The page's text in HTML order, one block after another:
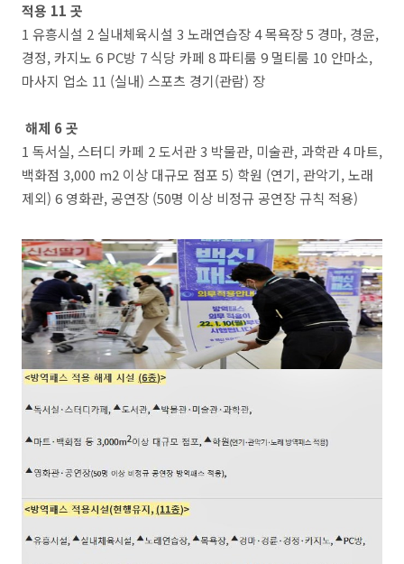
적용 11 곳
1 유흥시설 2 실내체육시설 3 노래연습장 4 목욕장 5 경마, 경윤,
경정, 카지노 6 PC방 7 식당 카페 8 파티룸 9 멀티룸 10 안마소,
마사지 업소 11 (실내) 스포츠 경기(관람) 장
해제 6 곳
1 독서실, 스터디 카페 2 도서관 3 박물관, 미술관, 과학관 4 마트,
백화점 3,000 m2 이상 대규모 점포 5) 학원 (연기, 관악기, 노래
제외) 6 영화관, 공연장 (50명 이상 비정규 공연장 규칙 적용)